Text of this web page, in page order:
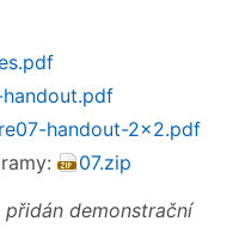
handout-2x2.pdf
07.zip
demonstrační